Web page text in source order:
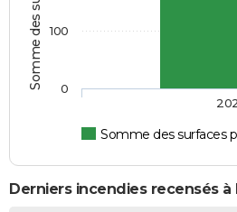
Somme des surfaces
0
100
Derniers incendies recensés à